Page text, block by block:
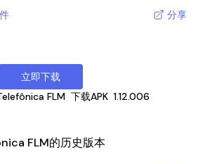
分享
立即下载
FLM 下载APK 1.12.006
FLM的历史版本